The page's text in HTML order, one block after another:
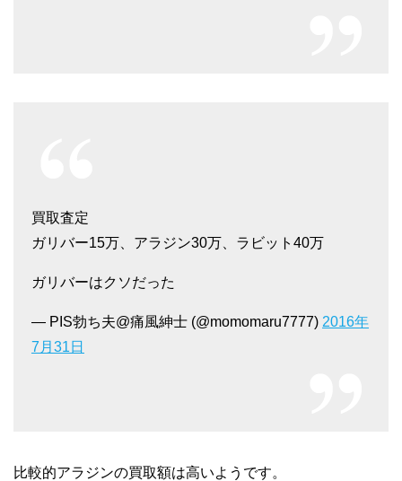
買取査定
ガリバー15万、アラジン30万、ラビット40万
ガリバーはクソだった
— PIS勃ち夫@痛風紳士 (@momomaru7777) 2016年
7月31日
比較的アラジンの買取額は高いようです。